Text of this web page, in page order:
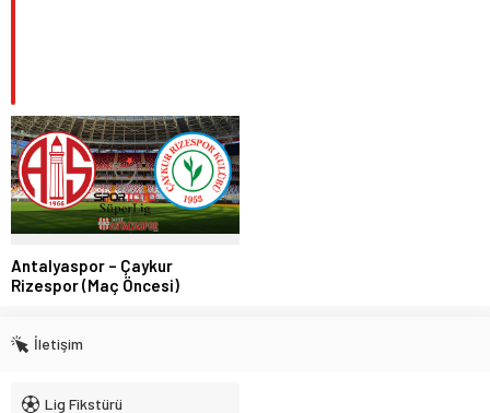
Antalyaspor – Çaykur
Rizespor (Maç Öncesi)
İletişim
Lig Fikstürü